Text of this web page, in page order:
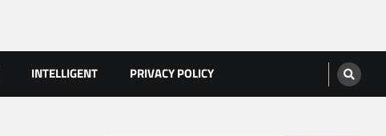
INTELLIGENT PRIVACY POLICY